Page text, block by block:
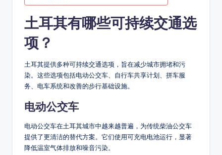
土耳其有哪些可持续交通选
项？
土耳其提供多种可持续交通选项，旨在减少城市拥堵和污
染。这些选项包括电动公交车、自行车共享计划、拼车服
务、电车系统和改善的步行基础设施。
电动公交车
电动公交车在土耳其城市中越来越普遍，为传统柴油公交车
提供了更清洁的替代方案。它们使用可充电电池运行，显著
降低温室气体排放和噪音污染。